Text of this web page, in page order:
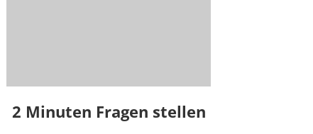
2 Minuten Fragen stellen